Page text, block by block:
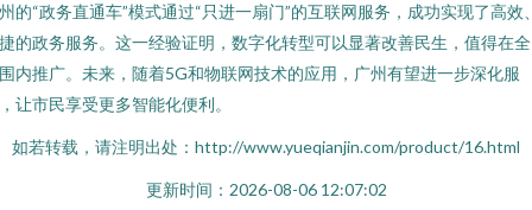
的“政务直通车”模式通过“只进一扇门”的互联网服务，成功实现了高效
的政务服务。这一经验证明，数字化转型可以显著改善民生，值得在
内推广。未来，随着5G和物联网技术的应用，广州有望进一步深化服
让市民享受更多智能化便利。
如若转载，请注明出处：http://www.yueqianjin.com/product/16.html
更新时间：2026-08-06 12:07:02